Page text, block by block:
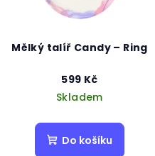
Mělký talíř Candy – Ring
599 Kč
Skladem
Do košíku